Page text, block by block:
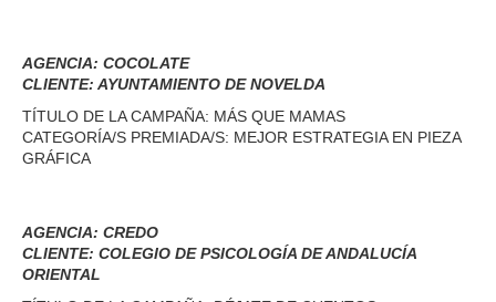
AGENCIA: COCOLATE
CLIENTE: AYUNTAMIENTO DE NOVELDA
TÍTULO DE LA CAMPAÑA: MÁS QUE MAMAS
CATEGORÍA/S PREMIADA/S: MEJOR ESTRATEGIA EN PIEZA
GRÁFICA
AGENCIA: CREDO
CLIENTE: COLEGIO DE PSICOLOGÍA DE ANDALUCÍA
ORIENTAL